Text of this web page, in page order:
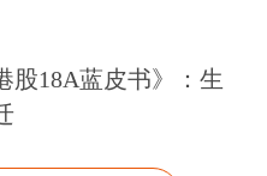
上市公司，一位
季度净利润增速
净利润基数比较
股18A蓝皮书》：生